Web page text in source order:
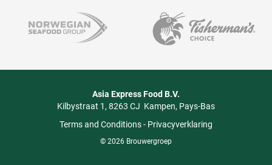
Asia Express Food B.V.
Kilbystraat 1 8263 CJ Kampen Pays-Bas
Terms and Conditions- Privacyverklaring
© 2026 Brouwergroep